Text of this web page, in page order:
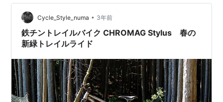
た林道が通行止めになっているので、これから登る登山
道は3年ほど…
Cycle_Style_numa • 3年前
鉄チントレイルバイク CHROMAG Stylus 春の
新緑トレイルライド